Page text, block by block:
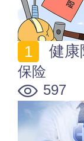
健康
保险
597